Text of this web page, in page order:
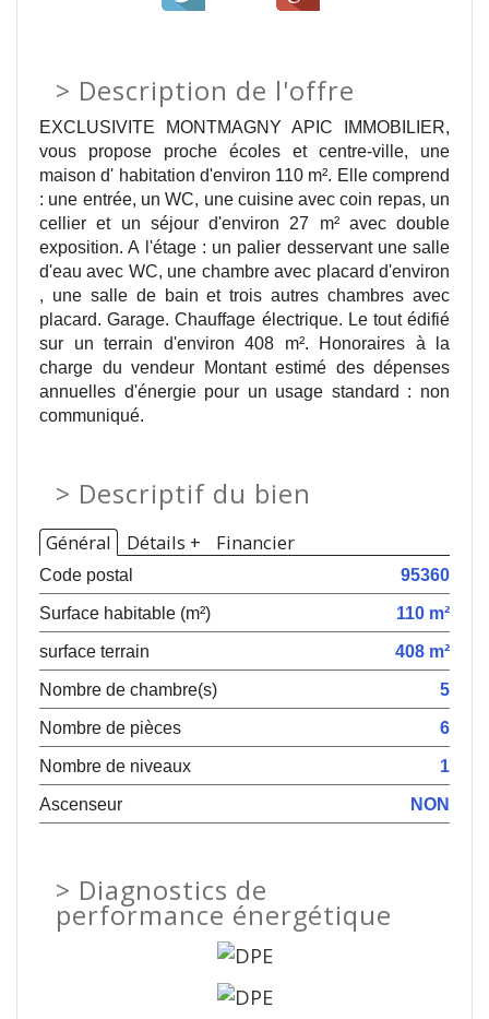
> Description de l'offre
EXCLUSIVITE MONTMAGNY APIC IMMOBILIER,
vous propose proche écoles et centre-ville, une
maison d' habitation d'environ 110 m². Elle comprend
: une entrée, un WC, une cuisine avec coin repas, un
cellier et un séjour d'environ 27 m² avec double
exposition. A l'étage : un palier desservant une salle
d'eau avec WC, une chambre avec placard d'environ
, une salle de bain et trois autres chambres avec
placard. Garage. Chauffage électrique. Le tout édifié
sur un terrain d'environ 408 m². Honoraires à la
charge du vendeur Montant estimé des dépenses
annuelles d'énergie pour un usage standard : non
communiqué.
> Descriptif du bien
Général Détails + Financier
Code postal
95360
Surface habitable (m²)
110 m²
surface terrain
408 m²
Nombre de chambre(s)
5
Nombre de pièces
6
Nombre de niveaux
1
Ascenseur
NON
> Diagnostics de
performance énergétique